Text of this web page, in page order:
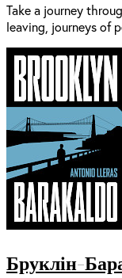
Take a journey
leaving, journeys of
Бруклін-